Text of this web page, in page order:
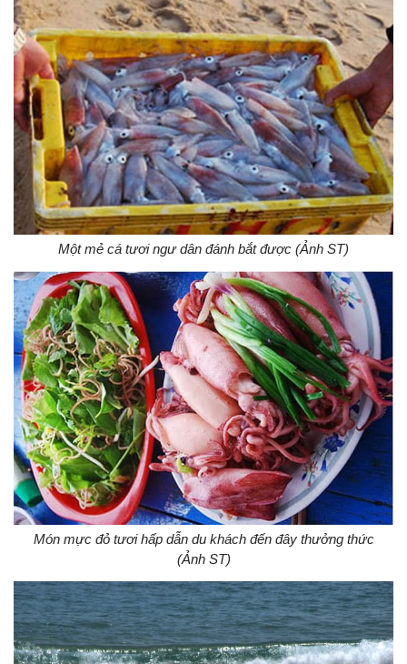
Một mẻ cá tươi ngư dân đánh bắt được (Ảnh ST)
Món mực đỏ tươi hấp dẫn du khách đến đây thưởng thức
(Ảnh ST)